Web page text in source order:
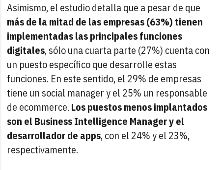
Asimismo, el estudio detalla que a pesar de que
más de la mitad de las empresas (63%) tienen
implementadas las principales funciones
digitales, sólo una cuarta parte (27%) cuenta con
un puesto específico que desarrolle estas
funciones. En este sentido, el 29% de empresas
tiene un social manager y el 25% un responsable
de ecommerce. Los puestos menos implantados
son el Business Intelligence Manager y el
desarrollador de apps, con el 24% y el 23%,
respectivamente.